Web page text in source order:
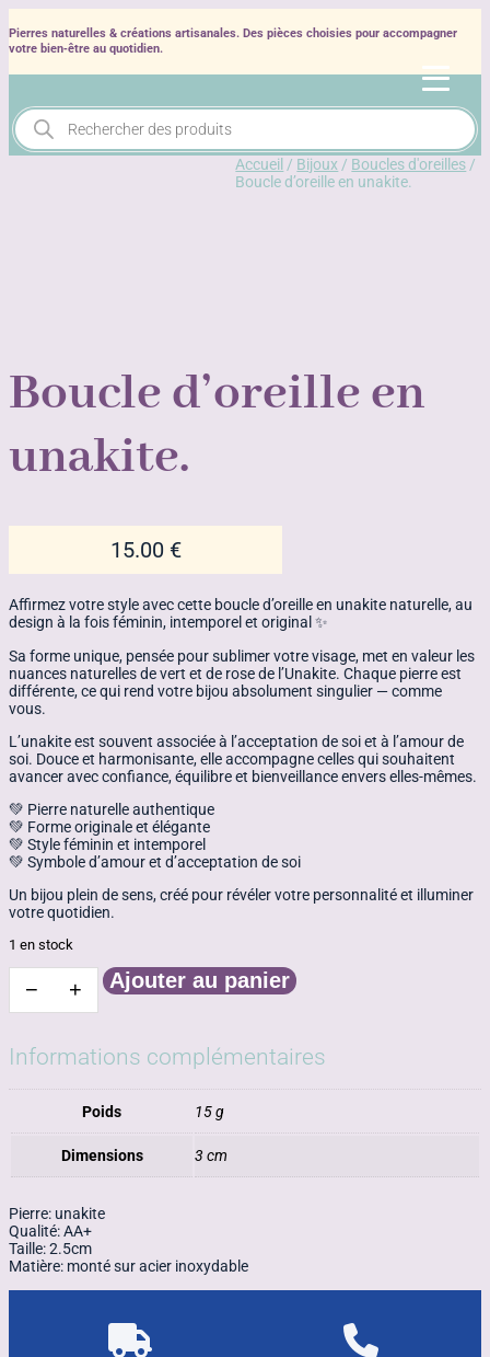
Pierres naturelles & créations artisanales. Des pièces choisies pour accompagner
votre bien‑être au quotidien.
Recherche
de
produits
Accueil / Bijoux / Boucles d'oreilles /
Boucle d’oreille en unakite.
Boucle d’oreille en
unakite.
15.00 €
Affirmez votre style avec cette boucle d’oreille en unakite naturelle, au
design à la fois féminin, intemporel et original ✨
Sa forme unique, pensée pour sublimer votre visage, met en valeur les
nuances naturelles de vert et de rose de l’Unakite. Chaque pierre est
différente, ce qui rend votre bijou absolument singulier — comme
vous.
L’unakite est souvent associée à l’acceptation de soi et à l’amour de
soi. Douce et harmonisante, elle accompagne celles qui souhaitent
avancer avec confiance, équilibre et bienveillance envers elles-mêmes.
💚 Pierre naturelle authentique
💚 Forme originale et élégante
💚 Style féminin et intemporel
💚 Symbole d’amour et d’acceptation de soi
Un bijou plein de sens, créé pour révéler votre personnalité et illuminer
votre quotidien.
1 en stock
−
quantité
de
d'oreille
en
+ Ajouter au panier
Informations complémentaires
Poids 15 g
Dimensions 3 cm
Pierre: unakite
Qualité: AA+
Taille: 2.5cm
Matière: monté sur acier inoxydable